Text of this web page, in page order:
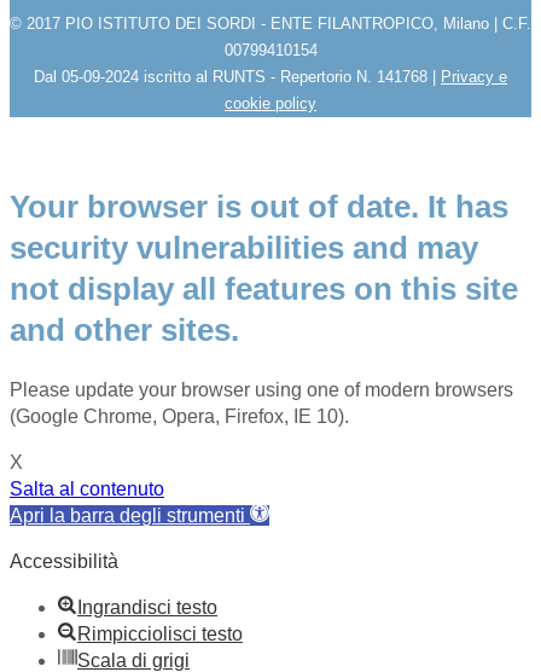
© 2017 PIO ISTITUTO DEI SORDI - ENTE FILANTROPICO, Milano | C.F.
00799410154
Dal 05-09-2024 iscritto al RUNTS - Repertorio N. 141768 |
Privacy e
cookie policy
Your browser is out of date. It has
security vulnerabilities and may
not display all features on this site
and other sites.
Please update your browser using one of modern browsers
(Google Chrome, Opera, Firefox, IE 10).
X
Salta al contenuto
Apri la barra degli strumenti
Accessibilità
Ingrandisci testo
Rimpicciolisci testo
Scala di grigi